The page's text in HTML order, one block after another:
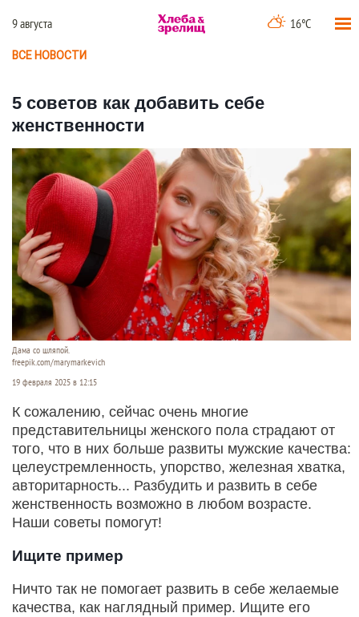
9 августа 16°C
ВСЕ НОВОСТИ
5 советов как добавить себе
женственности
Дама со шляпой.
freepik.com/marymarkevich
19 февраля 2025 в 12:15
К сожалению, сейчас очень многие
представительницы женского пола страдают от
того, что в них больше развиты мужские качества:
целеустремленность, упорство, железная хватка,
авторитарность... Разбудить и развить в себе
женственность возможно в любом возрасте.
Наши советы помогут!
Ищите пример
Ничто так не помогает развить в себе желаемые
качества, как наглядный пример. Ищите его